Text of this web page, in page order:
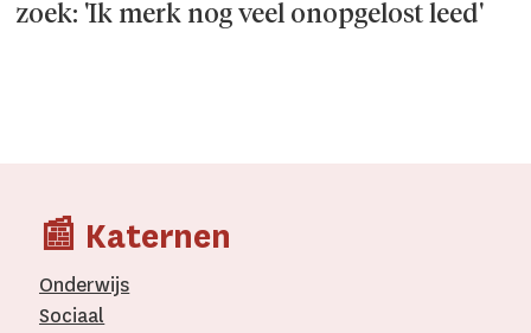
zoek: 'Ik merk nog veel onopgelost leed'
📰 Katernen
Onderwijs
Sociaal